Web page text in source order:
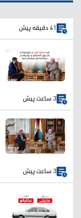
41 دقیقه پیش
3 ساعت پیش
3 ساعت پیش